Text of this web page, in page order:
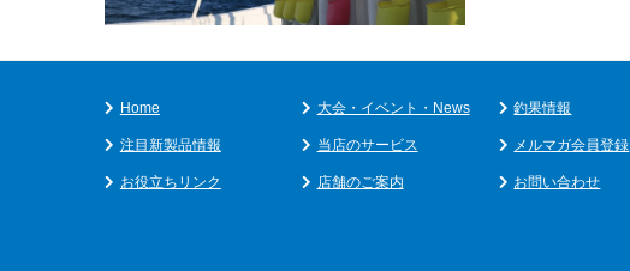
Home 大会・イベント・News 釣果情報
注目新製品情報 当店のサービス メルマガ会員登録
お役立ちリンク 店舗のご案内 お問い合わせ